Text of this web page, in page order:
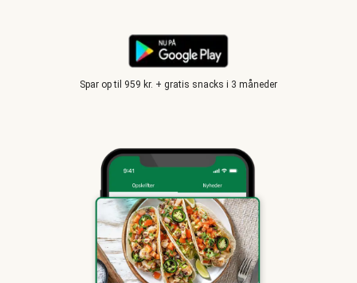
Spar op til 959 kr. + gratis snacks i 3 måneder